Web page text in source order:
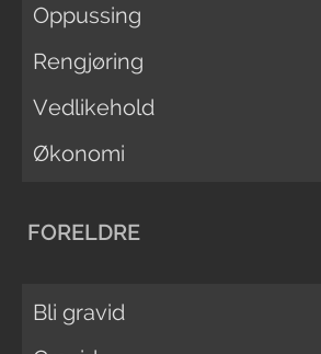
Oppussing
Rengjøring
Vedlikehold
Økonomi
FORELDRE
Bli gravid